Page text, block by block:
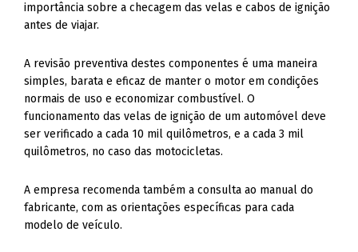
importância sobre a checagem das velas e cabos de ignição
antes de viajar.
A revisão preventiva destes componentes é uma maneira
simples, barata e eficaz de manter o motor em condições
normais de uso e economizar combustível. O
funcionamento das velas de ignição de um automóvel deve
ser verificado a cada 10 mil quilômetros, e a cada 3 mil
quilômetros, no caso das motocicletas.
A empresa recomenda também a consulta ao manual do
fabricante, com as orientações específicas para cada
modelo de veículo.